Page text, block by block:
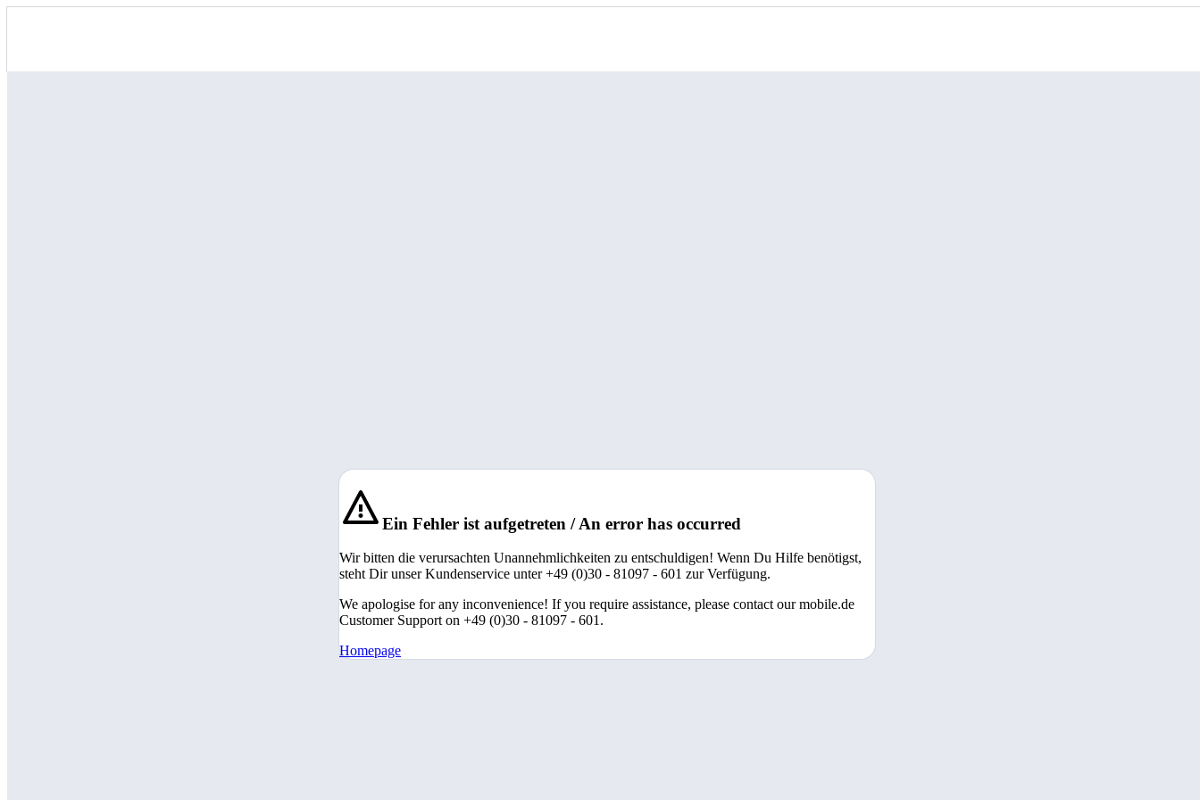
Ein Fehler ist aufgetreten / An error has occurred
Wir bitten die verursachten Unannehmlichkeiten zu entschuldigen! Wenn Du Hilfe benötigst,
steht Dir unser Kundenservice unter +49 (0)30 - 81097 - 601 zur Verfügung.
We apologise for any inconvenience! If you require assistance, please contact our mobile.de
Customer Support on +49 (0)30 - 81097 - 601.
Homepage